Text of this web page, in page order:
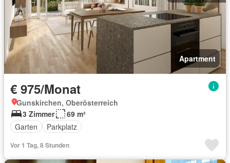
Apartment
€ 975/Monat
Gunskirchen, Oberösterreich
3 Zimmer
69 m²
Garten
Parkplatz
Vor 1 Tag, 8 Stunden